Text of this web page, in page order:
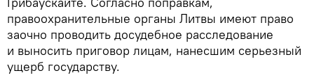
правоохранительные органы Литвы имеют право
заочно проводить досудебное расследование
и выносить приговор лицам, нанесшим серьезный
ущерб государству.